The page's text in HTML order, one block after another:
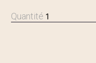
Quantité